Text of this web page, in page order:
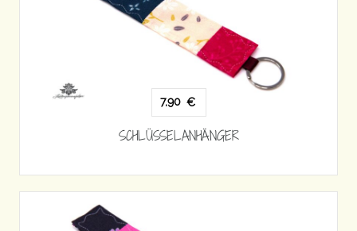
7,90 €
SCHLÜSSELANHÄNGER